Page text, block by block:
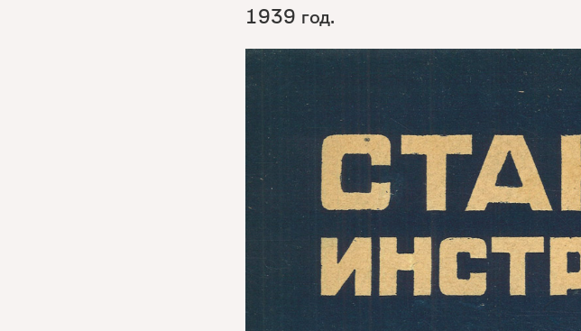
1939 год.